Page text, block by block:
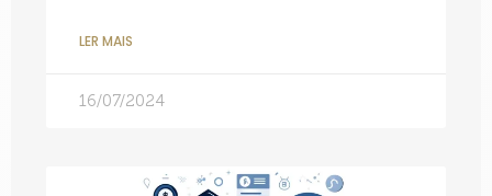
LER MAIS
16/07/2024